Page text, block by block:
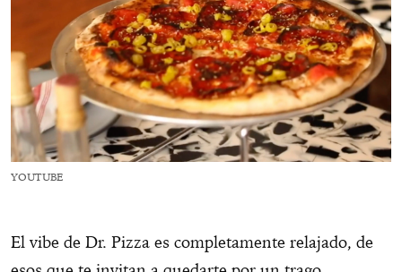
YOUTUBE
El vibe de Dr. Pizza es completamente relajado, de